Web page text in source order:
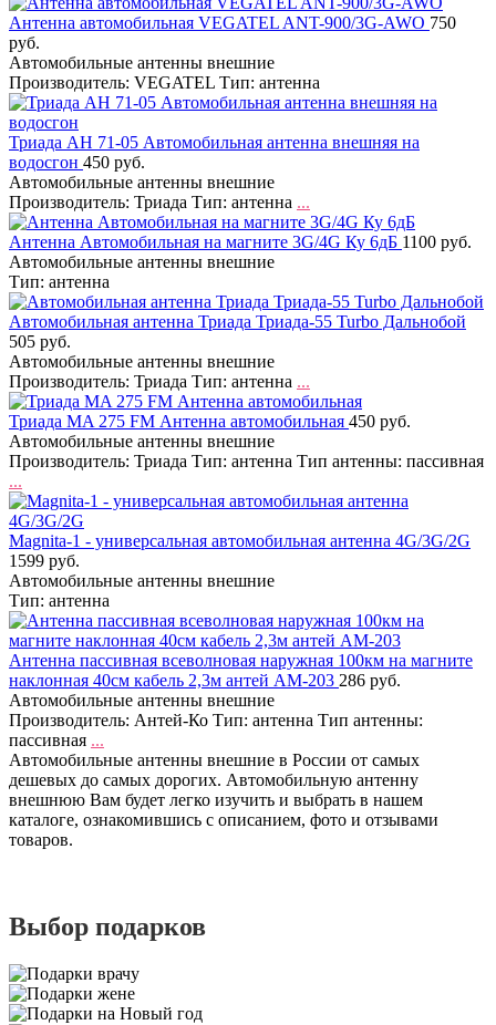
Антенна автомобильная VEGATEL ANT-900/3G-AWO 750
руб.
Автомобильные антенны внешние
Производитель: VEGATEL Тип: антенна
Триада АН 71-05 Автомобильная антенна внешняя на
водосгон 450 руб.
Автомобильные антенны внешние
Производитель: Триада Тип: антенна ...
Антенна Автомобильная на магните 3G/4G Ку 6дБ 1100 руб.
Автомобильные антенны внешние
Тип: антенна
Автомобильная антенна Триада Триада-55 Turbo Дальнобой
505 руб.
Автомобильные антенны внешние
Производитель: Триада Тип: антенна ...
Триада MA 275 FM Антенна автомобильная 450 руб.
Автомобильные антенны внешние
Производитель: Триада Тип: антенна Тип антенны: пассивная
...
Magnita-1 - универсальная автомобильная антенна 4G/3G/2G
1599 руб.
Автомобильные антенны внешние
Тип: антенна
Антенна пассивная всеволновая наружная 100км на магните
наклонная 40см кабель 2,3м антей АМ-203 286 руб.
Автомобильные антенны внешние
Производитель: Антей-Ко Тип: антенна Тип антенны:
пассивная ...
Автомобильные антенны внешние в России от самых
дешевых до самых дорогих. Автомобильную антенну
внешнюю Вам будет легко изучить и выбрать в нашем
каталоге, ознакомившись с описанием, фото и отзывами
товаров.
Выбор подарков